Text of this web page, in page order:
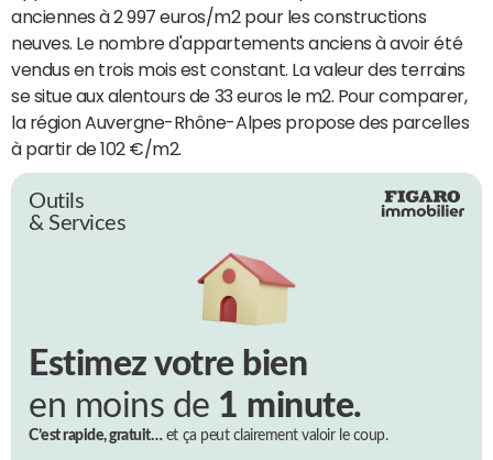
anciennes à 2 997 euros/m2 pour les constructions
neuves. Le nombre d'appartements anciens à avoir été
vendus en trois mois est constant. La valeur des terrains
se situe aux alentours de 33 euros le m2. Pour comparer,
la région Auvergne-Rhône-Alpes propose des parcelles
à partir de 102 €/m2.
Outils
& Services
Estimez votre bien
en moins de 1 minute.
C’est rapide, gratuit…et ça peut clairement valoir le coup.